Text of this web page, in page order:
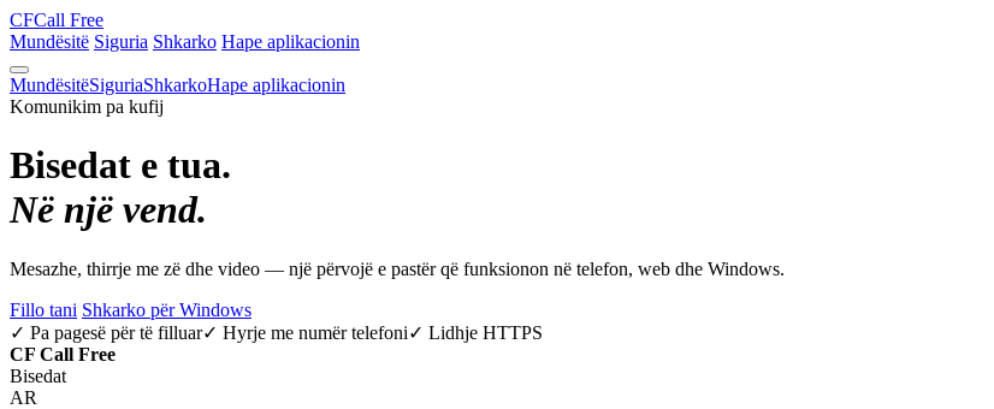
CFCall Free
Mundësitë Siguria Shkarko Hape aplikacionin
MundësitëSiguriaShkarkoHape aplikacionin
Komunikim pa kufij
Bisedat e tua.
Në një vend.
Mesazhe, thirrje me zë dhe video — një përvojë e pastër që funksionon në telefon, web dhe Windows.
Fillo tani Shkarko për Windows
✓ Pa pagesë për të filluar✓ Hyrje me numër telefoni✓ Lidhje HTTPS
CF Call Free
Bisedat
AR